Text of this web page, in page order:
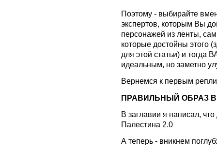
Поэтому - выбирайте
экспертов, которым Вы
персонажей из ленты,
которые достойны этого
для этой статьи) и тогда
идеальным, но заметно
Вернемся к первым
ПРАВИЛЬНЫЙ ОБРАЗ
В заглавии я написал,
Палестина 2.0
А теперь - вникнем